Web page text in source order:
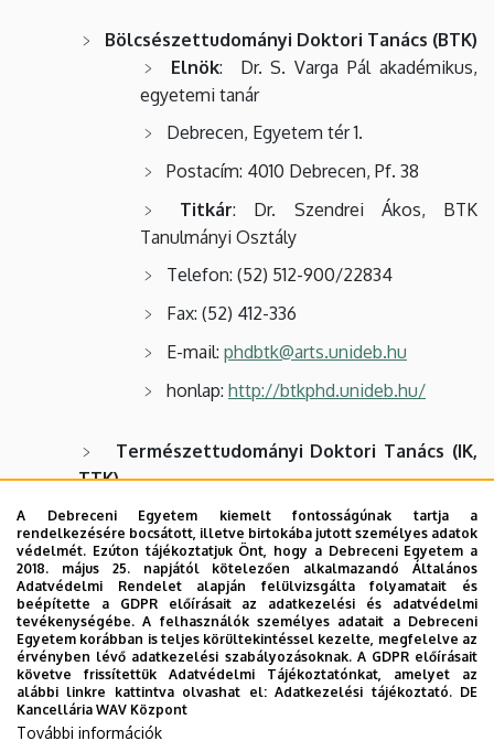
Bölcsészettudományi Doktori Tanács (BTK)
Elnök: Dr. S. Varga Pál akadémikus,
egyetemi tanár
Debrecen, Egyetem tér 1.
Postacím: 4010 Debrecen, Pf. 38
Titkár: Dr. Szendrei Ákos, BTK
Tanulmányi Osztály
Telefon: (52) 512-900/22834
Fax: (52) 412-336
E-mail: phdbtk@arts.unideb.hu
honlap: http://btkphd.unideb.hu/
Természettudományi Doktori Tanács (IK,
TTK)
: Dr. Patonay Tamás egyetemi
tanár
Debrecen, Egyetem tér 1.
Postacím: 4010 Debrecen, Pf. 18
Ügyintéző: Baloghné dr. Bokor
Zsuzsanna
Telefon: (52) 512-900/62890
A Debreceni Egyetem kiemelt fontosságúnak tartja a
rendelkezésére bocsátott, illetve birtokába jutott személyes adatok
védelmét. Ezúton tájékoztatjuk Önt, hogy a Debreceni Egyetem a
2018. május 25. napjától kötelezően alkalmazandó Általános
Adatvédelmi Rendelet alapján felülvizsgálta folyamatait és
beépítette a GDPR előírásait az adatkezelési és adatvédelmi
tevékenységébe. A felhasználók személyes adatait a Debreceni
Egyetem korábban is teljes körültekintéssel kezelte, megfelelve az
érvényben lévő adatkezelési szabályozásoknak. A GDPR előírásait
követve frissítettük Adatvédelmi Tájékoztatónkat, amelyet az
alábbi linkre kattintva olvashat el:Adatkezelési tájékoztató. DE
Kancellária WAV Központ
További információk